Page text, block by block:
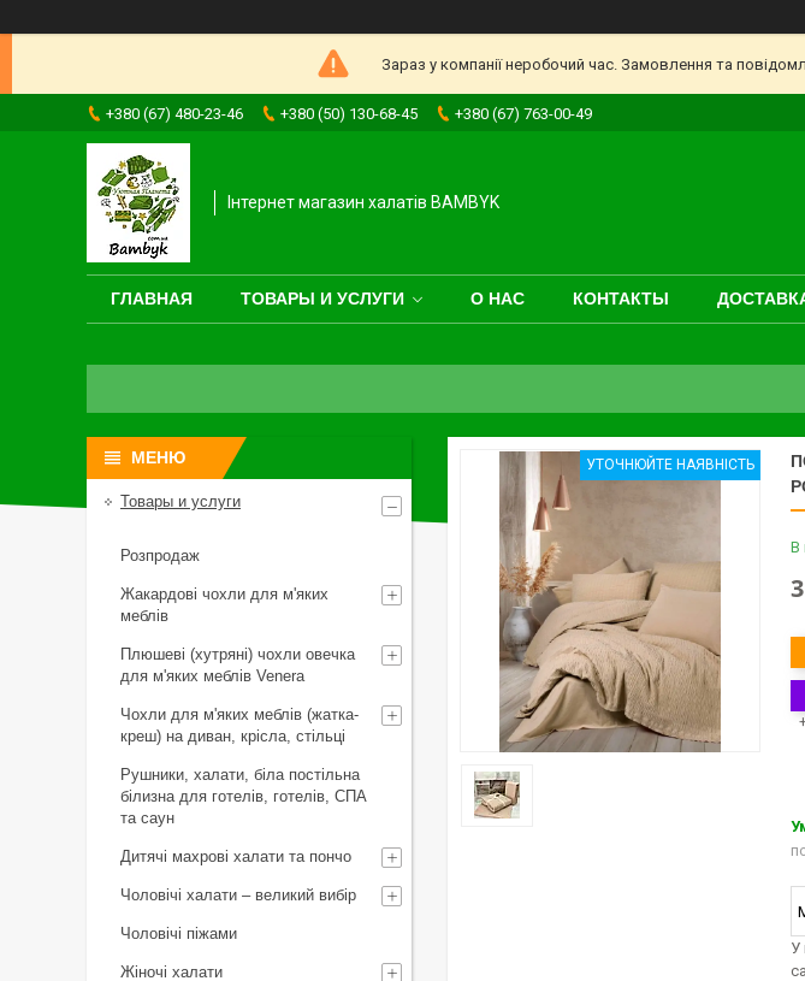
Зараз у компанії неробочий час. Замовлення та
+380 (67) 480-23-46 +380 (50) 130-68-45 +380 (67) 763-00-49
Інтернет магазин халатів BAMBYK
ГЛАВНАЯ ТОВАРЫ И УСЛУГИ О НАС КОНТАКТЫ
УТОЧНЮЙТЕ НАЯВНІСТЬ
В
У
Товары и услуги
Розпродаж
Жакардові чохли для м'яких
меблів
Плюшеві (хутряні) чохли овечка
для м'яких меблів Venera
Чохли для м'яких меблів (жатка-
креш) на диван, крісла, стільці
Рушники, халати, біла постільна
білизна для готелів, готелів, СПА
та саун
Дитячі махрові халати та пончо
Чоловічі халати – великий вибір
Чоловічі піжами
Жіночі халати